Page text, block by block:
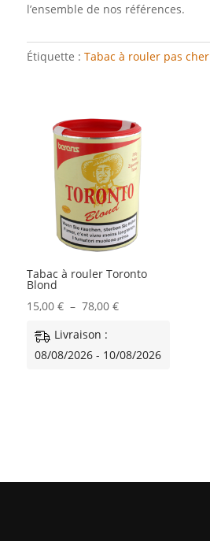
l’ensemble de nos références.
Étiquette : Tabac à rouler pas cher
Tabac à rouler Toronto
Blond
15,00 € – 78,00 €Plage
Livraison :
08/08/2026 - 10/08/2026